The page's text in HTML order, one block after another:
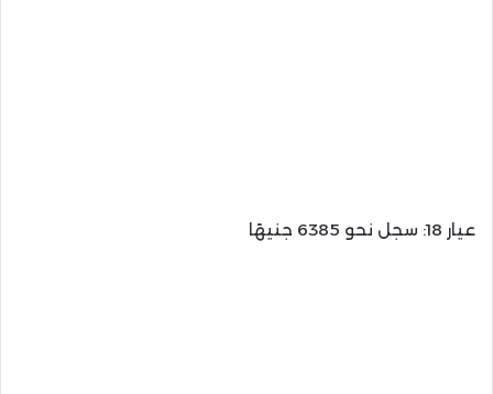
عيار 18: سجل نحو 6385 جنيهًا